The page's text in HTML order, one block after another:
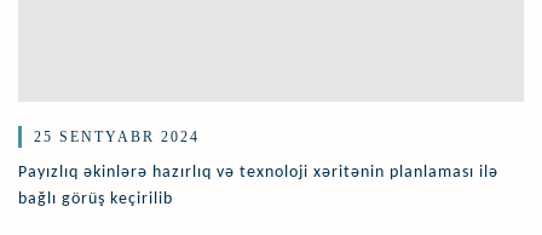
25 SENTYABR 2024
Payızlıq əkinlərə hazırlıq və texnoloji xəritənin planlaması ilə
bağlı görüş keçirilib